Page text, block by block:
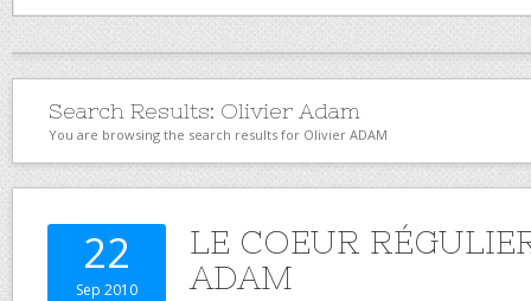
Search Results: Olivier Adam
You are browsing the search results for Olivier ADAM
22
Sep 2010
LE COEUR
ADAM